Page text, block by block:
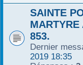
SAINTE
853.
Dernier
2019 18:35